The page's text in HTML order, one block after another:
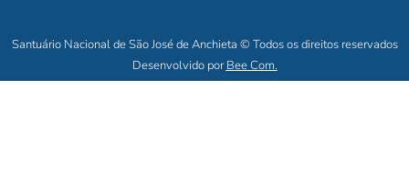
Santuário Nacional de São José de Anchieta © Todos os direitos reservados
Desenvolvido porBee Com.